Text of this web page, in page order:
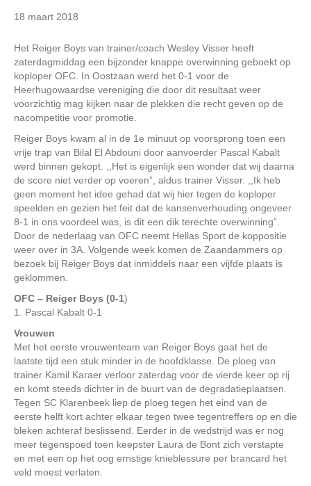
18 maart 2018
Het Reiger Boys van trainer/coach Wesley Visser heeft
zaterdagmiddag een bijzonder knappe overwinning geboekt op
koploper OFC. In Oostzaan werd het 0-1 voor de
Heerhugowaardse vereniging die door dit resultaat weer
voorzichtig mag kijken naar de plekken die recht geven op de
nacompetitie voor promotie.
Reiger Boys kwam al in de 1e minuut op voorsprong toen een
vrije trap van Bilal El Abdouni door aanvoerder Pascal Kabalt
werd binnen gekopt. ,,Het is eigenlijk een wonder dat wij daarna
de score niet verder op voeren”, aldus trainer Visser. ,,Ik heb
geen moment het idee gehad dat wij hier tegen de koploper
speelden en gezien het feit dat de kansenverhouding ongeveer
8-1 in ons voordeel was, is dit een dik terechte overwinning”.
Door de nederlaag van OFC neemt Hellas Sport de koppositie
weer over in 3A. Volgende week komen de Zaandammers op
bezoek bij Reiger Boys dat inmiddels naar een vijfde plaats is
geklommen.
OFC – Reiger Boys (0-1)
1. Pascal Kabalt 0-1
Vrouwen
Met het eerste vrouwenteam van Reiger Boys gaat het de
laatste tijd een stuk minder in de hoofdklasse. De ploeg van
trainer Kamil Karaer verloor zaterdag voor de vierde keer op rij
en komt steeds dichter in de buurt van de degradatieplaatsen.
Tegen SC Klarenbeek liep de ploeg tegen het eind van de
eerste helft kort achter elkaar tegen twee tegentreffers op en die
bleken achteraf beslissend. Eerder in de wedstrijd was er nog
meer tegenspoed toen keepster Laura de Bont zich verstapte
en met een op het oog ernstige knieblessure per brancard het
veld moest verlaten.